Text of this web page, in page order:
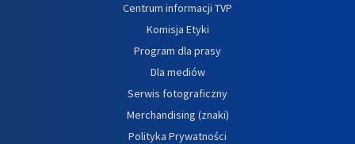
Centrum informacji TVP
Komisja Etyki
Program dla prasy
Dla mediów
Serwis fotograficzny
Merchandising (znaki)
Polityka Prywatności